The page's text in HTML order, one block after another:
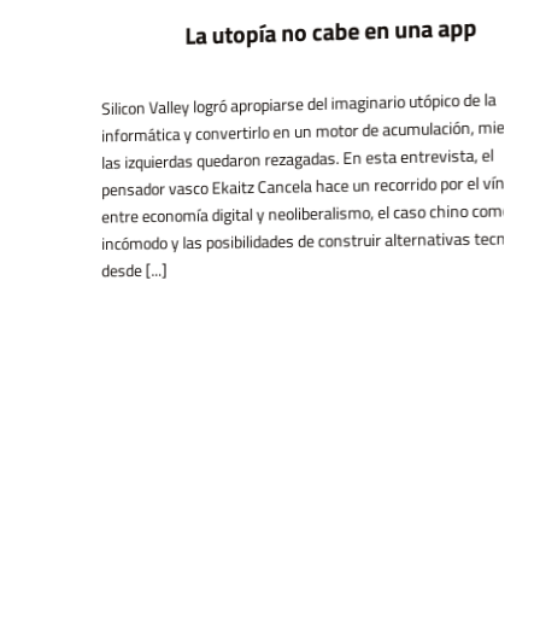
La utopía no cabe en una app
Silicon Valley logró apropiarse del imaginario utópico de la
informática y convertirlo en un motor de acumulación, mientras
las izquierdas quedaron rezagadas. En esta entrevista, el
pensador vasco Ekaitz Cancela hace un recorrido por el vínculo
entre economía digital y neoliberalismo, el caso chino como espejo
incómodo y las posibilidades de construir alternativas tecnológicas
desde [...]